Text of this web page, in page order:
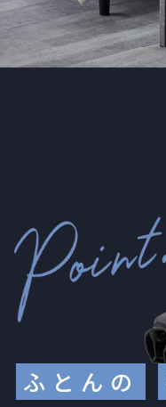
ふとんの